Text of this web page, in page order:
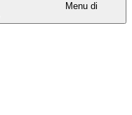
Menu di